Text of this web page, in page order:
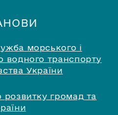
морського і
водного транспорту
України
розвитку громад та